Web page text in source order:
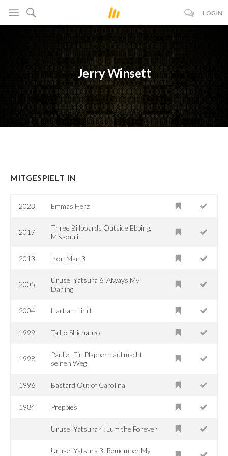
LOGIN
Jerry Winsett
MITGESPIELT IN
2023 Emmas Herz
2017
Three Billboards Outside Ebbing,
Missouri
2013 Iron Man 3
2005
Urusei Yatsura 6: Always My
Darling
2004 Hart am Limit
1999 Taiho Shichauzo
1998
Paulie -Ein Plappermaul macht
seinen Weg
1996 Bastard Out of Carolina
1984 Preppies
Urusei Yatsura 4: Lum the Forever
Urusei Yatsura 3: Remember My